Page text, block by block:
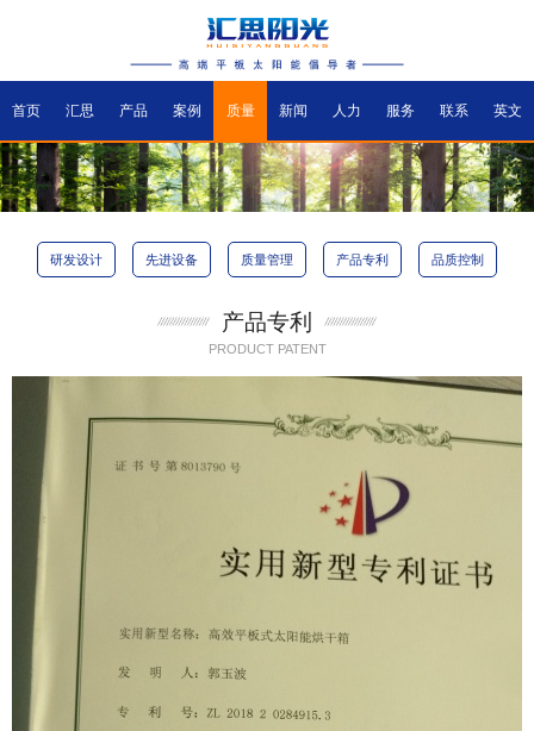
首页 汇思 产品 案例 质量 新闻 人力 服务 联系 英文
研发设计 先进设备 质量管理 产品专利 品质控制
产品专利
PRODUCT PATENT